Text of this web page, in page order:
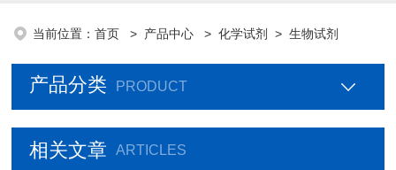
当前位置：首页 > 产品中心 >化学试剂 >生物试剂
产品分类 PRODUCT
相关文章 ARTICLES